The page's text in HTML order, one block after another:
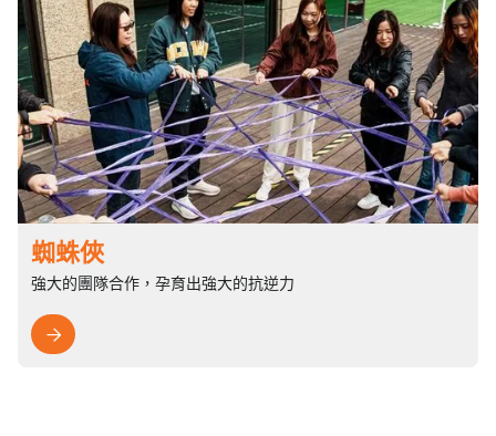
蜘蛛俠
強大的團隊合作，孕育出強大的抗逆力
